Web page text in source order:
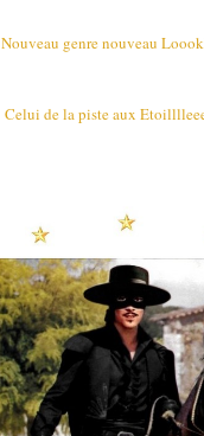
Nouveau genre nouveau
Celui de la piste aux